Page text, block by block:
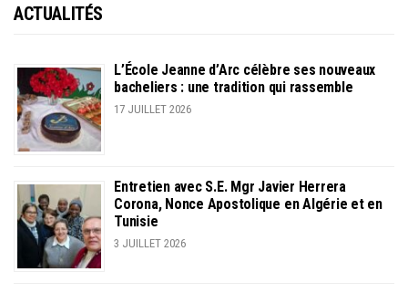
ACTUALITÉS
L’École Jeanne d’Arc célèbre ses nouveaux
bacheliers : une tradition qui rassemble
17 JUILLET 2026
Entretien avec S.E. Mgr Javier Herrera
Corona, Nonce Apostolique en Algérie et en
Tunisie
3 JUILLET 2026